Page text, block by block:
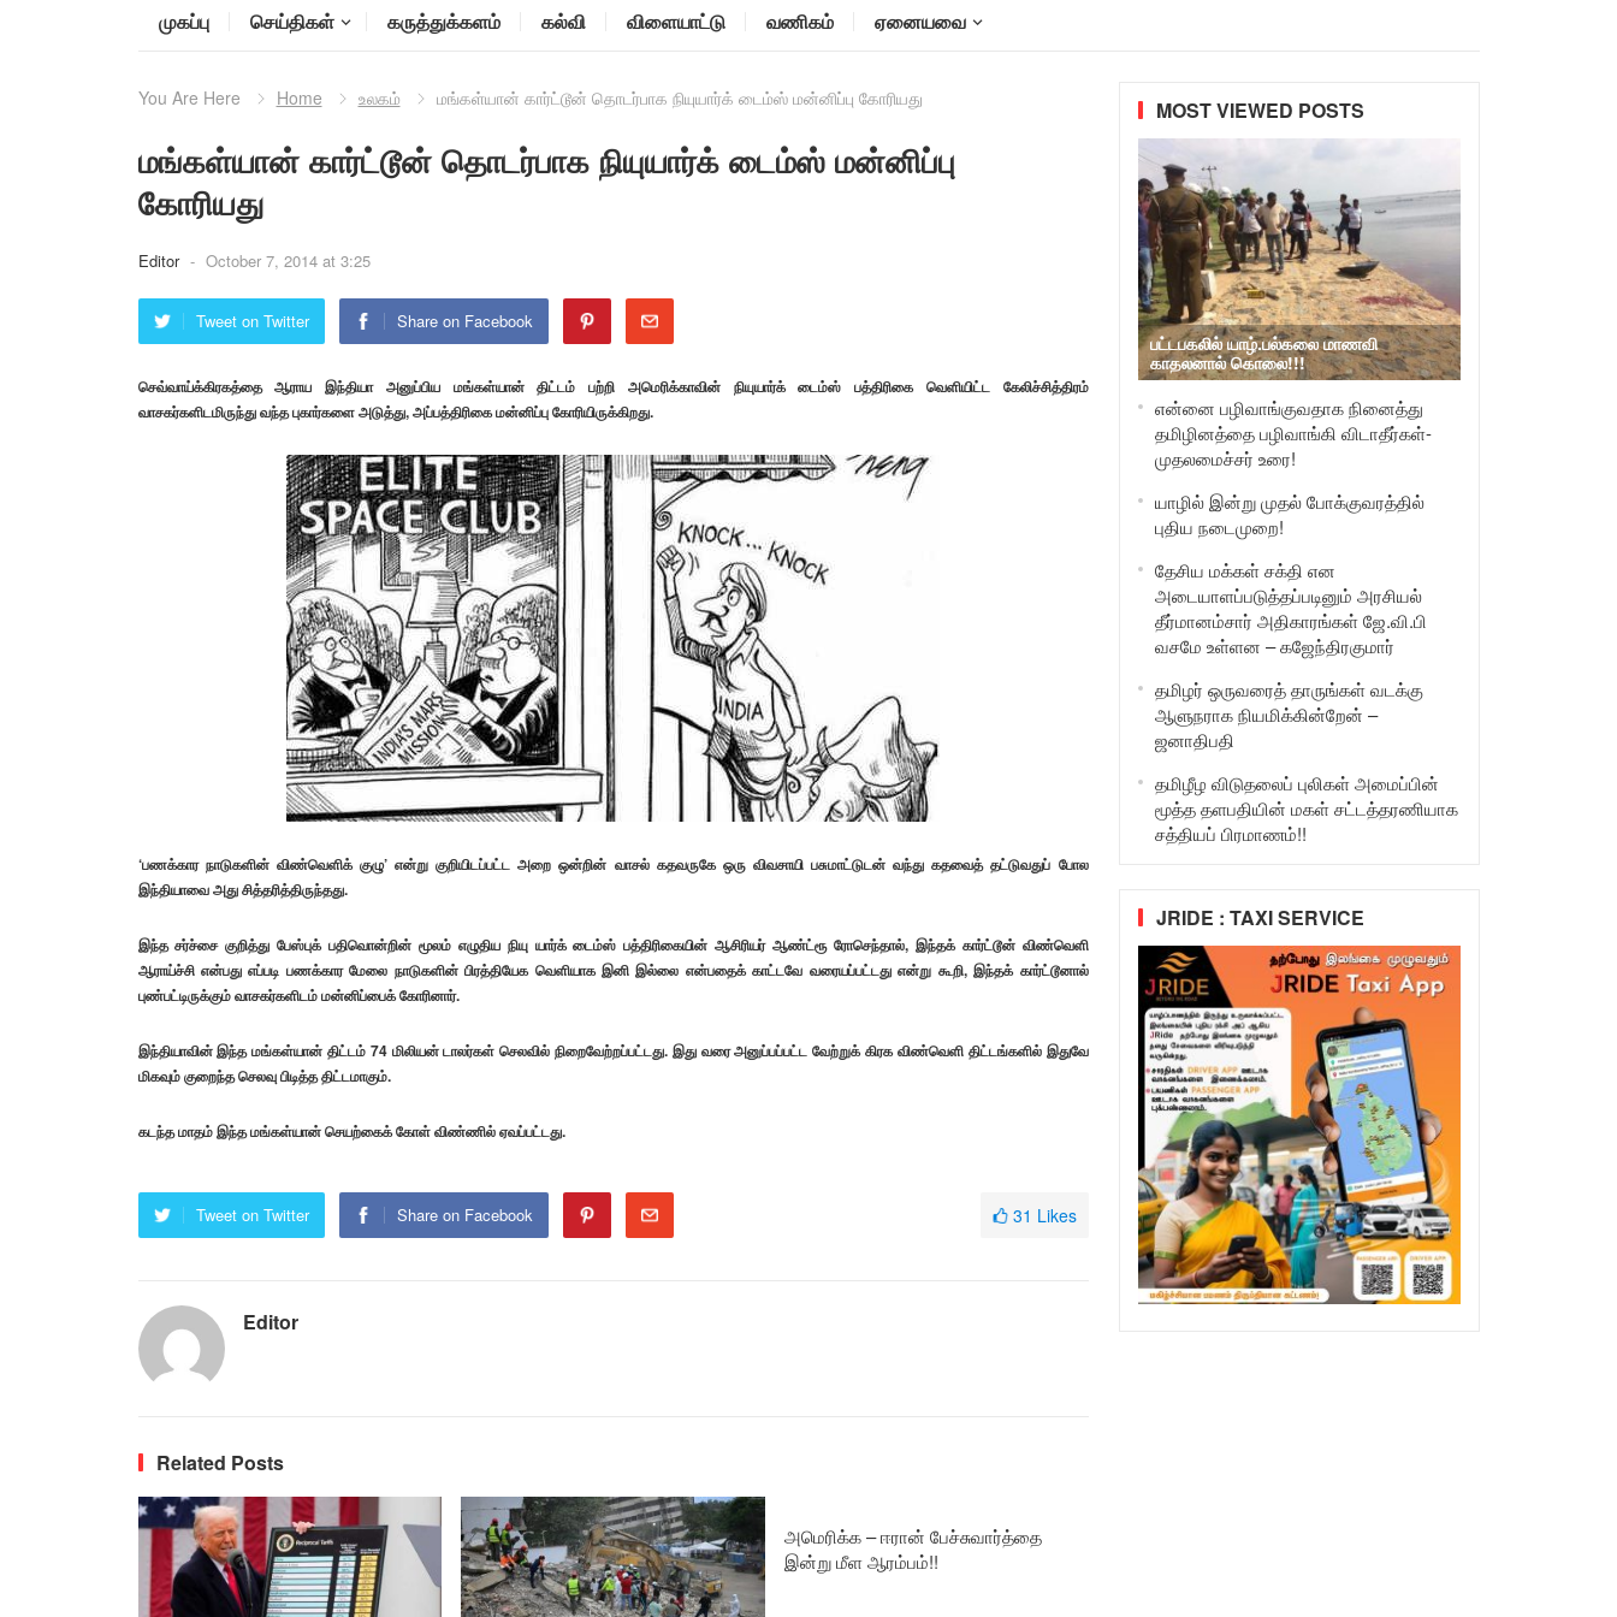
முகப்பு செய்திகள் கருத்துக்களம் கல்வி விளையாட்டு வணிகம் ஏனையவை
You Are Here Home உலகம் மங்கள்யான் கார்ட்டூன் தொடர்பாக நியுயார்க் டைம்ஸ் மன்னிப்பு கோரியது
மங்கள்யான் கார்ட்டூன் தொடர்பாக நியுயார்க் டைம்ஸ் மன்னிப்பு
கோரியது
Editor - October 7, 2014 at 3:25
Tweet on Twitter Share on Facebook
செவ்வாய்க்கிரகத்தை ஆராய இந்தியா அனுப்பிய மங்கள்யான் திட்டம் பற்றி அமெரிக்காவின் நியுயார்க் டைம்ஸ் பத்திரிகை வெளியிட்ட கேலிச்சித்திரம்
வாசகர்களிடமிருந்து வந்த புகார்களை அடுத்து, அப்பத்திரிகை மன்னிப்பு கோரியிருக்கிறது.
‘பணக்கார நாடுகளின் விண்வெளிக் குழு’ என்று குறியிடப்பட்ட அறை ஒன்றின் வாசல் கதவருகே ஒரு விவசாயி பசுமாட்டுடன் வந்து கதவைத் தட்டுவதுப் போல
இந்தியாவை அது சித்தரித்திருந்தது.
இந்த சர்ச்சை குறித்து பேஸ்புக் பதிவொன்றின் மூலம் எழுதிய நியு யார்க் டைம்ஸ் பத்திரிகையின் ஆசிரியர் ஆண்ட்ரூ ரோசெந்தால், இந்தக் கார்ட்டூன் விண்வெளி
ஆராய்ச்சி என்பது எப்படி பணக்கார மேலை நாடுகளின் பிரத்தியேக வெளியாக இனி இல்லை என்பதைக் காட்டவே வரையப்பட்டது என்று கூறி, இந்தக் கார்ட்டூனால்
புண்பட்டிருக்கும் வாசகர்களிடம் மன்னிப்பைக் கோரினார்.
இந்தியாவின் இந்த மங்கள்யான் திட்டம் 74 மிலியன் டாலர்கள் செலவில் நிறைவேற்றப்பட்டது. இது வரை அனுப்பப்பட்ட வேற்றுக் கிரக விண்வெளி திட்டங்களில் இதுவே
மிகவும் குறைந்த செலவு பிடித்த திட்டமாகும்.
கடந்த மாதம் இந்த மங்கள்யான் செயற்கைக் கோள் விண்ணில் ஏவப்பட்டது.
Tweet on Twitter Share on Facebook 31 Likes
Editor
Related Posts
அமெரிக்க – ஈரான் பேச்சுவார்த்தை
இன்று மீள ஆரம்பம்!!
MOST VIEWED POSTS
பட்டபகலில் யாழ்.பல்கலை மாணவி
காதலனால் கொலை!!!
என்னை பழிவாங்குவதாக நினைத்து
தமிழினத்தை பழிவாங்கி விடாதீர்கள்-
முதலமைச்சர் உரை!
யாழில் இன்று முதல் போக்குவரத்தில்
புதிய நடைமுறை!
தேசிய மக்கள் சக்தி என
அடையாளப்படுத்தப்படினும் அரசியல்
தீர்மானம்சார் அதிகாரங்கள் ஜே.வி.பி
வசமே உள்ளன – கஜேந்திரகுமார்
தமிழர் ஒருவரைத் தாருங்கள் வடக்கு
ஆளுநராக நியமிக்கின்றேன் –
ஜனாதிபதி
தமிழீழ விடுதலைப் புலிகள் அமைப்பின்
மூத்த தளபதியின் மகள் சட்டத்தரணியாக
சத்தியப் பிரமாணம்!!
JRIDE : TAXI SERVICE